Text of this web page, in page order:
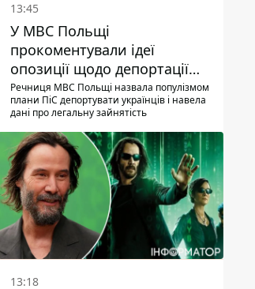
13:45
У МВС Польщі
прокоментували ідеї
опозиції щодо депортації
українських чоловіків -
абсурд і популізм
Речниця МВС Польщі назвала популізмом
плани ПіС депортувати українців і навела
дані про легальну зайнятість
13:18